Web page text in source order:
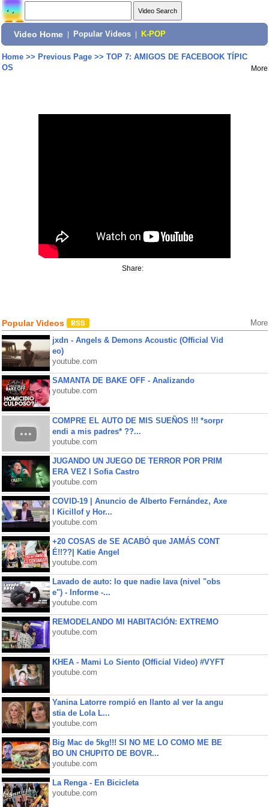
Video Home Popular Videos K-POP
Home>> Previous Page>> TOP 7: AMIGOS DE FACEBOOK TÍPIC
OS
More
Share:
Popular Videos More
jxdn - Angels & Demons Acoustic (Official Vid
eo)
youtube.com
SAMANTA DE BAKE OFF - Analizando
youtube.com
COMPRE EL AUTO DE MIS SUEÑOS !!! *sorpr
endi a mis padres* ??...
youtube.com
JUGANDO UN JUEGO DE TERROR POR PRIM
ERA VEZ l Sofia Castro
youtube.com
COVID-19 | Anuncio de Alberto Fernández, Axe
l Kicillof y Hor...
youtube.com
+20 COSAS de SE ACABÓ que JAMÁS CONT
É!!??| Katie Angel
youtube.com
Lavado de auto: lo que nadie lava (nivel "obs
e") - Informe -...
youtube.com
REMODELANDO MI HABITACIÓN: EXTREMO
youtube.com
KHEA - Mami Lo Siento (Official Video) #VYFT
youtube.com
Yanina Latorre rompió en llanto al ver la angu
stia de Lola L...
youtube.com
Big Mac de 5kg!!! SI NO ME LO COMO ME BE
BO UN CHUPITO DE BOVR...
youtube.com
La Renga - En Bicicleta
youtube.com